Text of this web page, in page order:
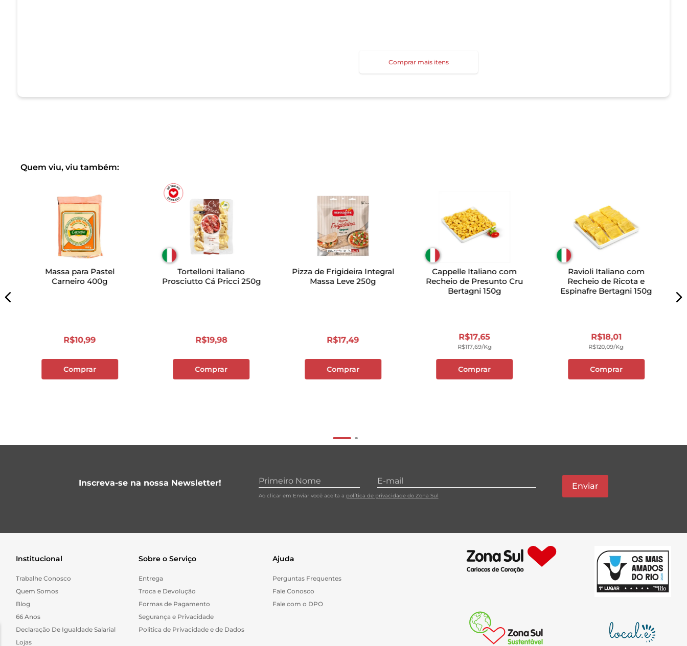
Comprar mais itens
Quem viu, viu também:
Massa para Pastel
Carneiro 400g
R$10,99
Comprar
Tortelloni Italiano
Prosciutto Cá Pricci 250g
R$19,98
Comprar
Pizza de Frigideira Integral
Massa Leve 250g
R$17,49
Comprar
Cappelle Italiano com
Recheio de Presunto Cru
Bertagni 150g
R$17,65
R$117,69/kg
Comprar
Ravioli Italiano com
Recheio de Ricota e
Espinafre Bertagni 150g
R$18,01
R$120,09/kg
Comprar
Inscreva-se na nossa Newsletter!
Ao clicar em Enviar você aceita a política de privacidade do Zona Sul
Enviar
Institucional
Trabalhe Conosco
Quem Somos
Blog
66 Anos
Declaração De Igualdade Salarial
Lojas
Sobre o Serviço
Entrega
Troca e Devolução
Formas de Pagamento
Segurança e Privacidade
Politica de Privacidade e de Dados
Ajuda
Perguntas Frequentes
Fale Conosco
Fale com o DPO